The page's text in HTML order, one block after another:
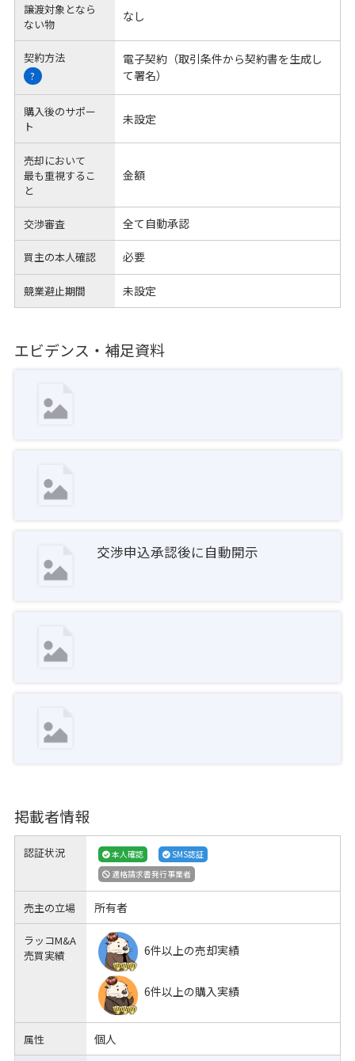
譲渡対象となら
ない物
なし
契約方法
?
電子契約（取引条件から契約書を生成し
て署名）
購入後のサポー
ト
未設定
売却において
最も重視するこ
と
金額
交渉審査 全て自動承認
買主の本人確認 必要
競業避止期間 未設定
エビデンス・補足資料
交渉申込承認後に自動開示
掲載者情報
認証状況 本人確認
SMS認証
適格請求書発行事業者
売主の立場 所有者
ラッコM&A
売買実績
6件以上の売却実績
6件以上の購入実績
属性 個人